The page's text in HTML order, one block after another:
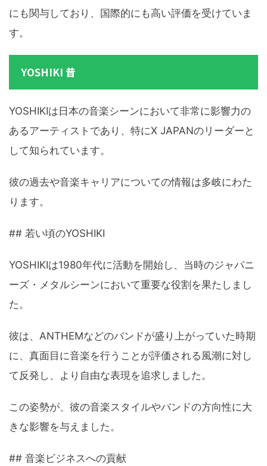
にも関与しており、国際的にも高い評価を受けていま
す。
YOSHIKI 昔
YOSHIKIは日本の音楽シーンにおいて非常に影響力の
あるアーティストであり、特にX JAPANのリーダーと
して知られています。
彼の過去や音楽キャリアについての情報は多岐にわた
ります。
## 若い頃のYOSHIKI
YOSHIKIは1980年代に活動を開始し、当時のジャパニ
ーズ・メタルシーンにおいて重要な役割を果たしまし
た。
彼は、ANTHEMなどのバンドが盛り上がっていた時期
に、真面目に音楽を行うことが評価される風潮に対し
て反発し、より自由な表現を追求しました。
この姿勢が、彼の音楽スタイルやバンドの方向性に大
きな影響を与えました。
## 音楽ビジネスへの貢献